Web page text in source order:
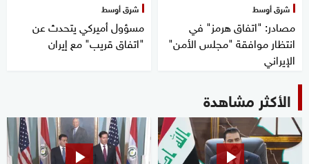
شرق أوسط
مصادر: "اتفاق هرمز" في
انتظار موافقة "مجلس الأمن"
الإيراني
شرق أوسط
مسؤول أميركي يتحدث عن
"اتفاق قريب" مع إيران
الأكثر مشاهدة